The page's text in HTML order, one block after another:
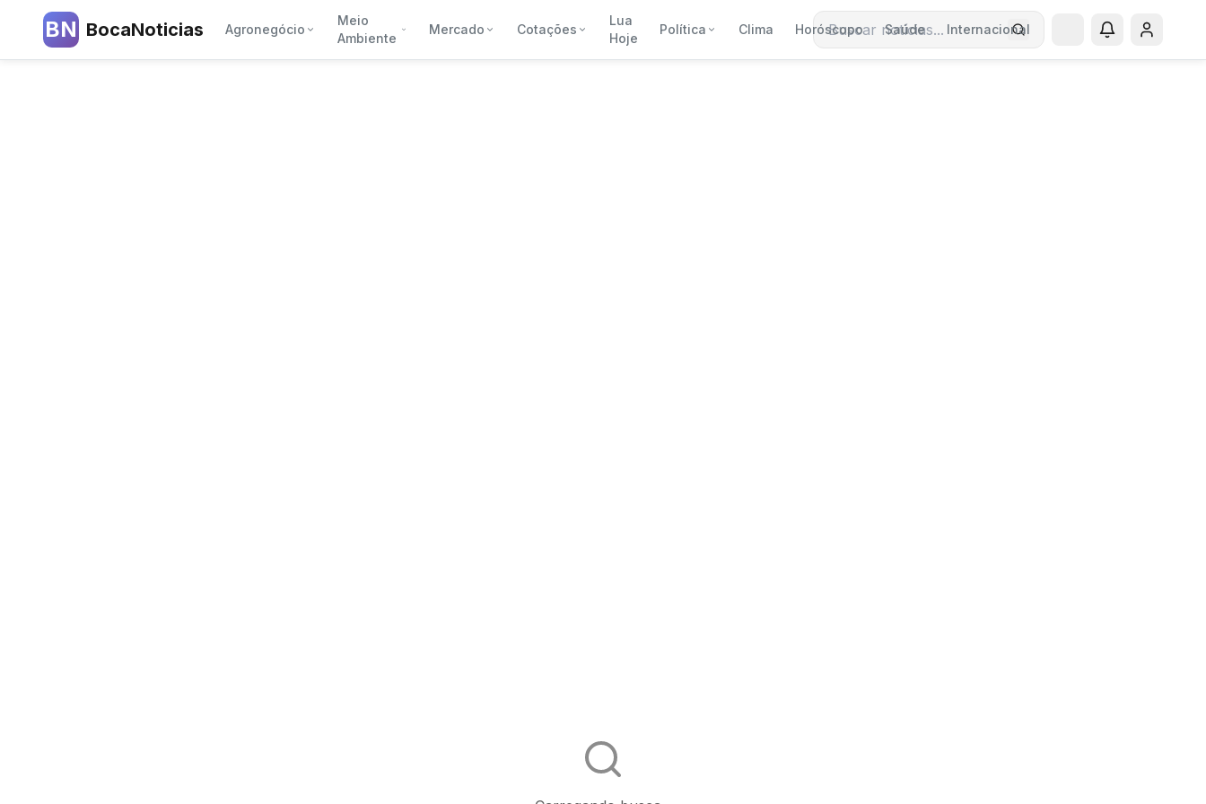
BN BocaNoticias Agronegócio
Meio
Ambiente
Mercado Cotações
Lua
Hoje
Política Clima Horóscopo Saúde Internacional
Buscar notícias